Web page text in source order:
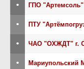
• ГПО "Артемсоль"
• ПТУ
• ЧАО "ОХЖДТ" г.
• Мариупольский